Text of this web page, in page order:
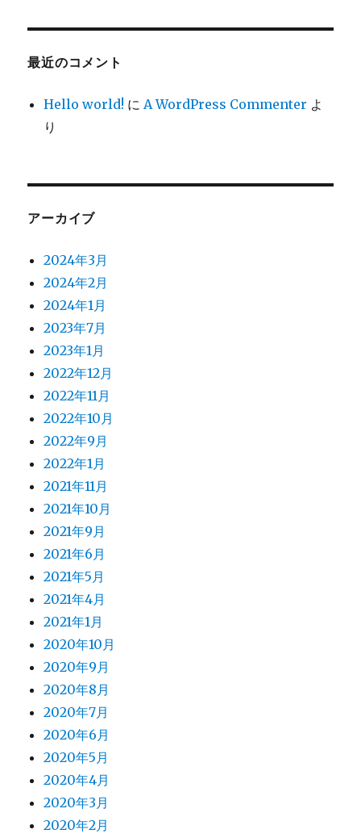
最近のコメント
Hello world! に A WordPress Commenter よ
り
アーカイブ
2024年3月
2024年2月
2024年1月
2023年7月
2023年1月
2022年12月
2022年11月
2022年10月
2022年9月
2022年1月
2021年11月
2021年10月
2021年9月
2021年6月
2021年5月
2021年4月
2021年1月
2020年10月
2020年9月
2020年8月
2020年7月
2020年6月
2020年5月
2020年4月
2020年3月
2020年2月